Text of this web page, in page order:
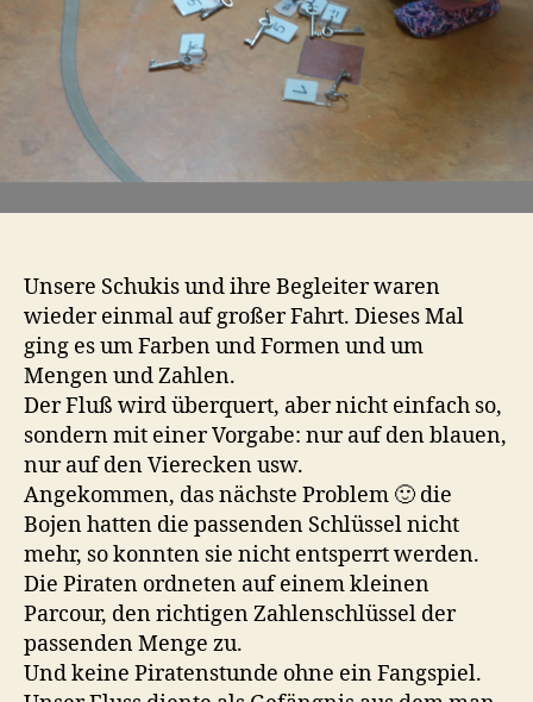
Unsere Schukis und ihre Begleiter waren
wieder einmal auf großer Fahrt. Dieses Mal
ging es um Farben und Formen und um
Mengen und Zahlen.
Der Fluß wird überquert, aber nicht einfach so,
sondern mit einer Vorgabe: nur auf den blauen,
nur auf den Vierecken usw.
Angekommen, das nächste Problem 🙂 die
Bojen hatten die passenden Schlüssel nicht
mehr, so konnten sie nicht entsperrt werden.
Die Piraten ordneten auf einem kleinen
Parcour, den richtigen Zahlenschlüssel der
passenden Menge zu.
Und keine Piratenstunde ohne ein Fangspiel.